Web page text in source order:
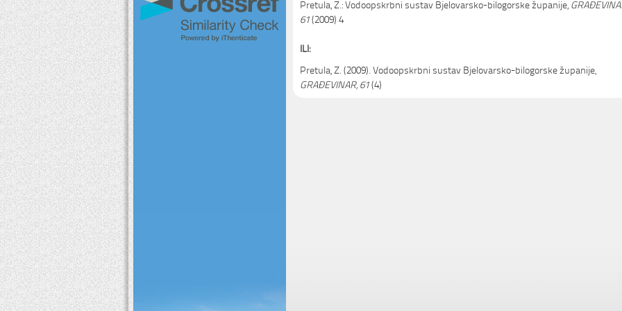
Pretula, Z.: Vodoopskrbni sustav Bjelovarsko-bilogorske županije,
61(2009) 4
ILI:
Pretula, Z. (2009). Vodoopskrbni sustav Bjelovarsko-bilogorske županije,
GRAĐEVINAR, 61(4)